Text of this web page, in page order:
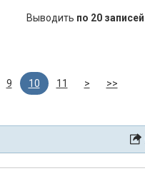
Выводить по 20 записей
9 10 11 > >>